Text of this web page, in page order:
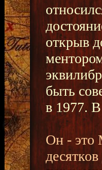
открыв
быть
в 1977.
Он - это